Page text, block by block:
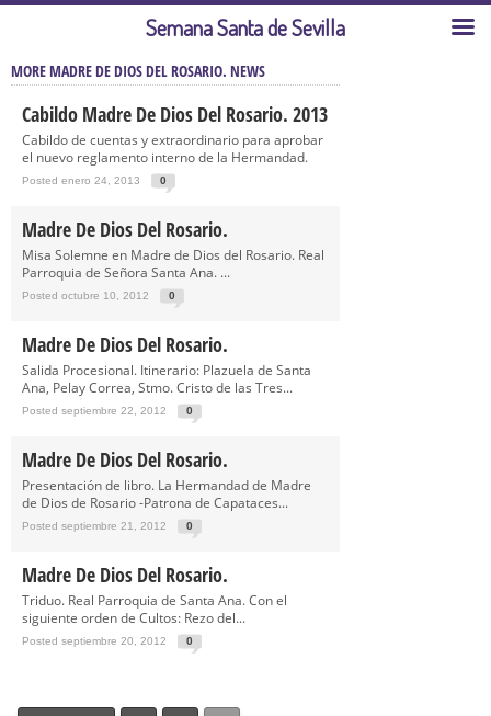
MORE MADRE DE DIOS DEL ROSARIO. NEWS
Cabildo Madre De Dios Del Rosario. 2013
Cabildo de cuentas y extraordinario para aprobar
el nuevo reglamento interno de la Hermandad.
Posted enero 24, 2013 0
Madre De Dios Del Rosario.
Misa Solemne en Madre de Dios del Rosario. Real
Parroquia de Señora Santa Ana. ...
Posted octubre 10, 2012 0
Madre De Dios Del Rosario.
Salida Procesional. Itinerario: Plazuela de Santa
Ana, Pelay Correa, Stmo. Cristo de las Tres...
Posted septiembre 22, 2012 0
Madre De Dios Del Rosario.
Presentación de libro. La Hermandad de Madre
de Dios de Rosario -Patrona de Capataces...
Posted septiembre 21, 2012 0
Madre De Dios Del Rosario.
Triduo. Real Parroquia de Santa Ana. Con el
siguiente orden de Cultos: Rezo del...
Posted septiembre 20, 2012 0
Semana Santa de Sevilla